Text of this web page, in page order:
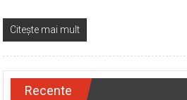
Citește mai mult
Recente